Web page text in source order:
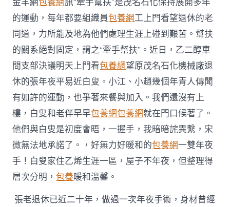
化：
牽
S
包
養
心
到
手
幫
扶〉
中
的運動，每年都要組織員包養網工上門看望退休的老
同道，力所能及地為他們處理生涯上碰到艱苦。幫扶
的關系絕對固定，謂之“牽手幫扶”。近日，乙二醇車
間支部決議明天上門看包養網望原茂名石化機械廠退
休的張年夜平易近白叟。小江、小趙幾個年青人傳聞
有如許的運動，也爭著來餐與加入。我們還沒有上
樓，白叟和老伴早早包養網包養網就在門口候著了。
他們與白叟是初度會晤，一握手，我暗暗詫異繫，宋
微無法地承諾了。，好無力好暖和的包養網一雙年夜
手！白叟家住乙烯生涯一區，屋子不年夜，但整理得
層次分明，包養暖和溫馨。
張老退休已近二十年，做過一次年夜手術，身材曾經